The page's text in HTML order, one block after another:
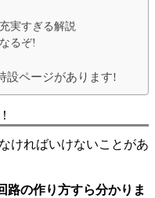
実すぎる解説
るぞ!
設ページがあります!
ければいけないことがあ
路の作り方すら分かりま